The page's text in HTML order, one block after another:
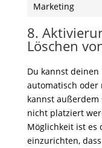
Marketing
8.
Löschen
Du kannst
automatisch oder
kannst außerdem
nicht platziert
Möglichkeit ist
einzurichten,